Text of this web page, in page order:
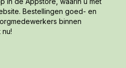
Bestellingen goed- en
binnen